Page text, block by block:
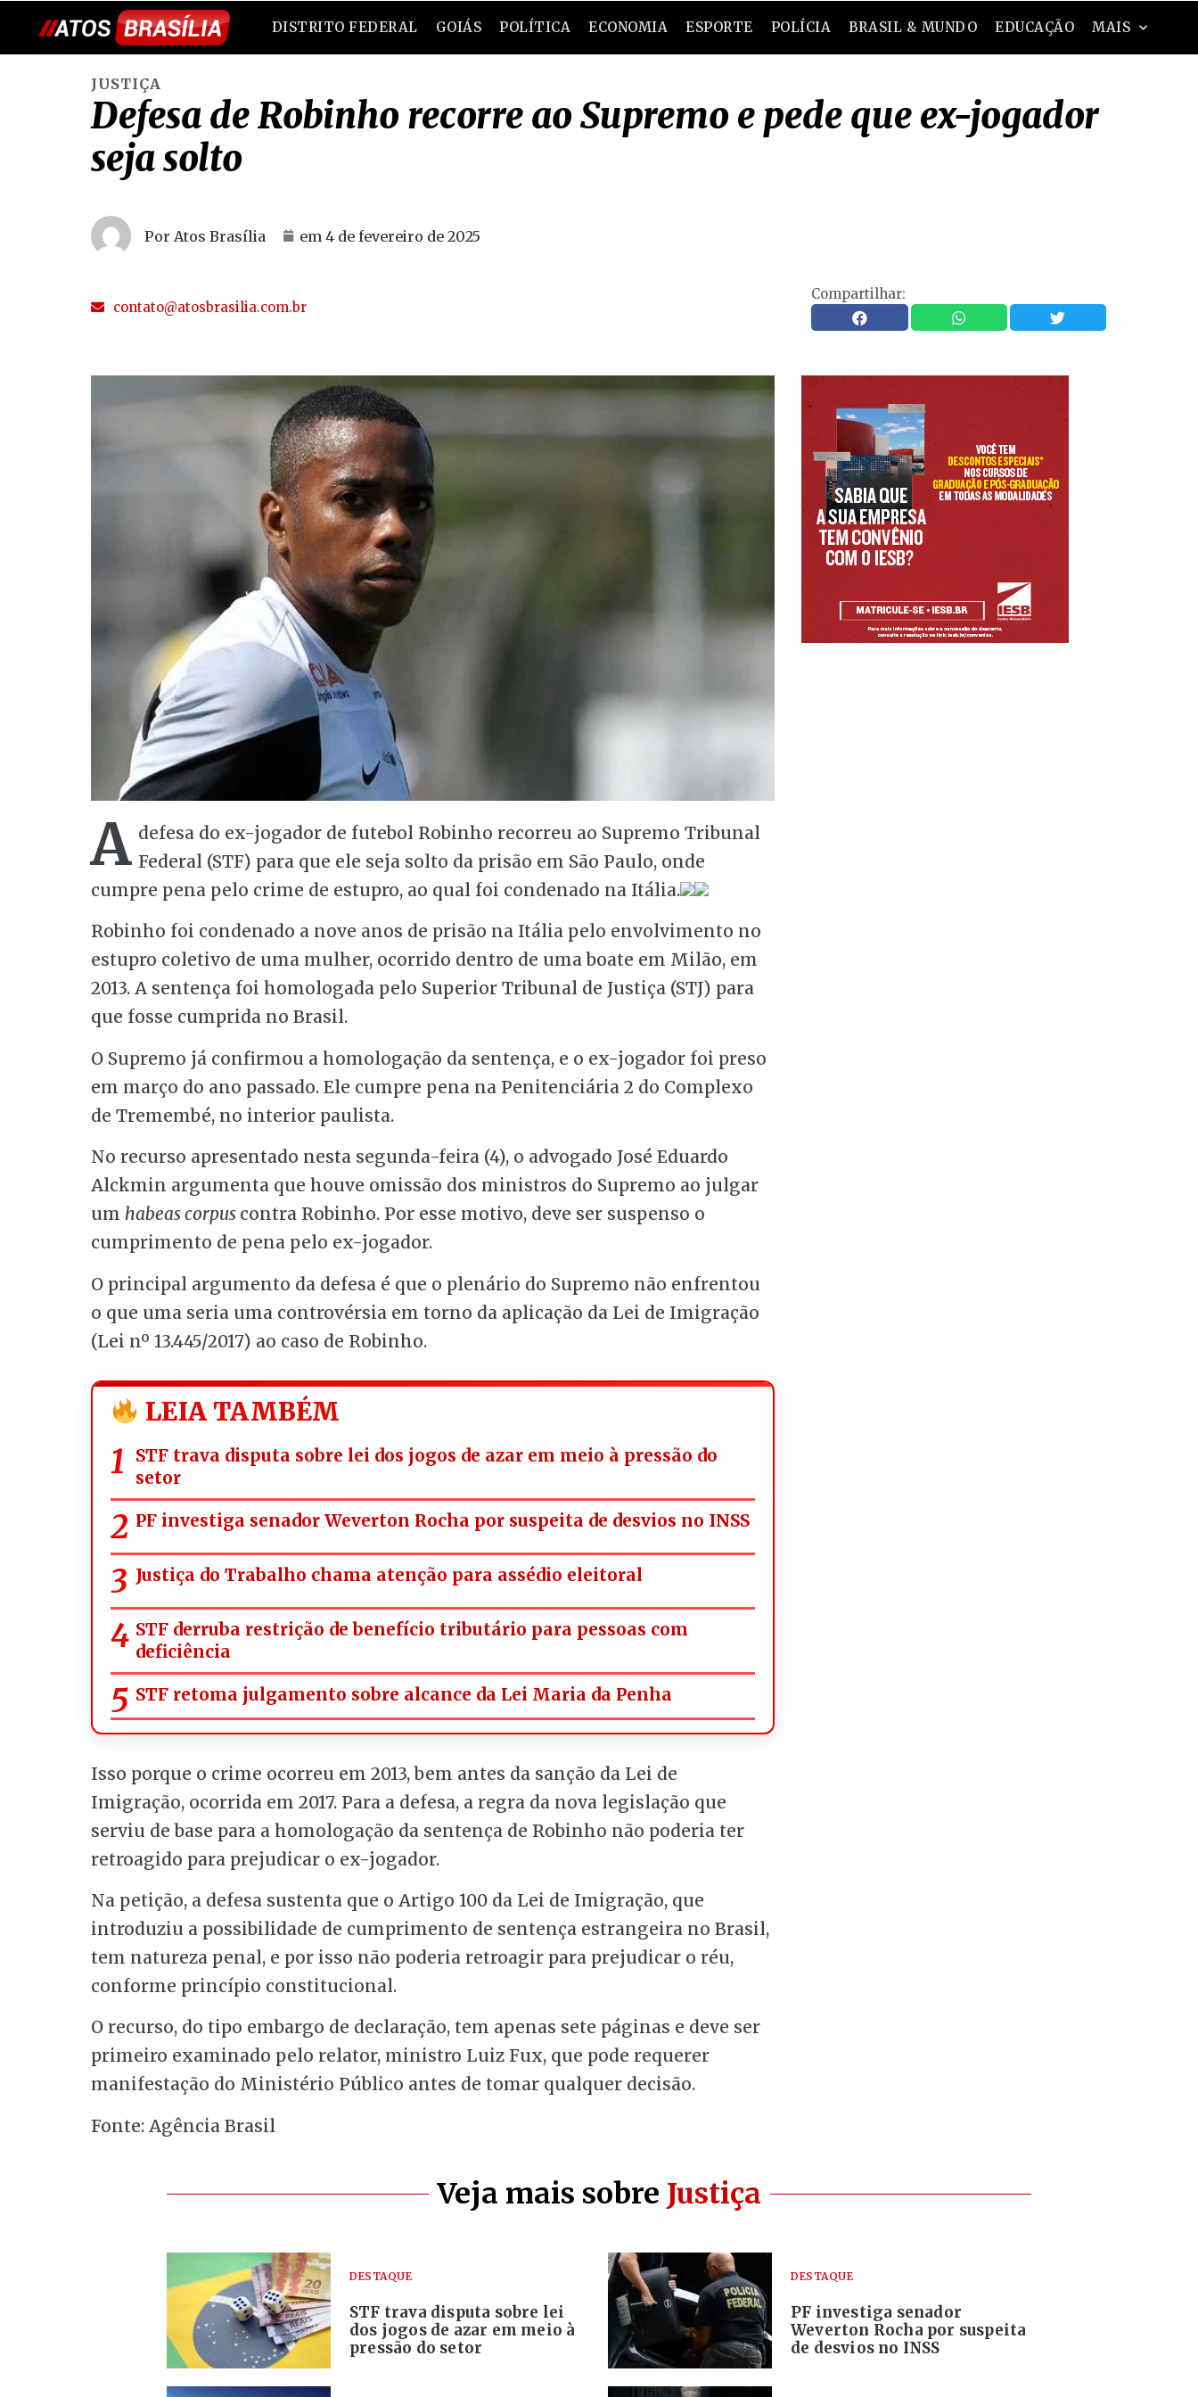
DISTRITO FEDERAL GOIÁS POLÍTICA ECONOMIA ESPORTE POLÍCIA BRASIL & MUNDO EDUCAÇÃO MAIS
JUSTIÇA
Defesa de Robinho recorre ao Supremo e pede que ex-jogador
seja solto
Por Atos Brasília em 4 de fevereiro de 2025
contato@atosbrasilia.com.br
Compartilhar:
A defesa do ex-jogador de futebol Robinho recorreu ao Supremo Tribunal
Federal (STF) para que ele seja solto da prisão em São Paulo, onde
cumpre pena pelo crime de estupro, ao qual foi condenado na Itália.
Robinho foi condenado a nove anos de prisão na Itália pelo envolvimento no
estupro coletivo de uma mulher, ocorrido dentro de uma boate em Milão, em
2013. A sentença foi homologada pelo Superior Tribunal de Justiça (STJ) para
que fosse cumprida no Brasil.
O Supremo já confirmou a homologação da sentença, e o ex-jogador foi preso
em março do ano passado. Ele cumpre pena na Penitenciária 2 do Complexo
de Tremembé, no interior paulista.
No recurso apresentado nesta segunda-feira (4), o advogado José Eduardo
Alckmin argumenta que houve omissão dos ministros do Supremo ao julgar
um habeas corpus contra Robinho. Por esse motivo, deve ser suspenso o
cumprimento de pena pelo ex-jogador.
O principal argumento da defesa é que o plenário do Supremo não enfrentou
o que uma seria uma controvérsia em torno da aplicação da Lei de Imigração
(Lei nº 13.445/2017) ao caso de Robinho.
LEIA TAMBÉM
STF trava disputa sobre lei dos jogos de azar em meio à pressão do
setor
PF investiga senador Weverton Rocha por suspeita de desvios no INSS
Justiça do Trabalho chama atenção para assédio eleitoral
STF derruba restrição de benefício tributário para pessoas com
deficiência
STF retoma julgamento sobre alcance da Lei Maria da Penha
Isso porque o crime ocorreu em 2013, bem antes da sanção da Lei de
Imigração, ocorrida em 2017. Para a defesa, a regra da nova legislação que
serviu de base para a homologação da sentença de Robinho não poderia ter
retroagido para prejudicar o ex-jogador.
Na petição, a defesa sustenta que o Artigo 100 da Lei de Imigração, que
introduziu a possibilidade de cumprimento de sentença estrangeira no Brasil,
tem natureza penal, e por isso não poderia retroagir para prejudicar o réu,
conforme princípio constitucional.
O recurso, do tipo embargo de declaração, tem apenas sete páginas e deve ser
primeiro examinado pelo relator, ministro Luiz Fux, que pode requerer
manifestação do Ministério Público antes de tomar qualquer decisão.
Fonte: Agência Brasil
Veja mais sobre Justiça
DESTAQUE
STF trava disputa sobre lei
dos jogos de azar em meio à
pressão do setor
DESTAQUE
PF investiga senador
Weverton Rocha por suspeita
de desvios no INSS